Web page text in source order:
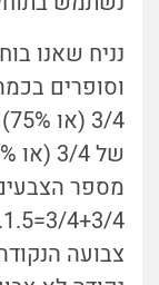
נניח שאנו
וסופרים
מספר
צבועה